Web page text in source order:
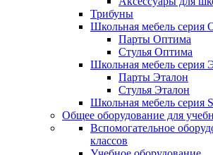
Трибуны
Школьная мебель серия
Парты Оптима
Стулья Оптима
Школьная мебель серия
Парты Эталон
Стулья Эталон
Школьная мебель серия
Общее оборудование для
Вспомогательное
классов